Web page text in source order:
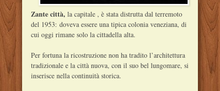
Zante città, la capitale , è stata distrutta dal terremoto
del 1953: doveva essere una tipica colonia veneziana, di
cui oggi rimane solo la cittadella alta.
Per fortuna la ricostruzione non ha tradito l’architettura
tradizionale e la città nuova, con il suo bel lungomare, si
inserisce nella continuità storica.